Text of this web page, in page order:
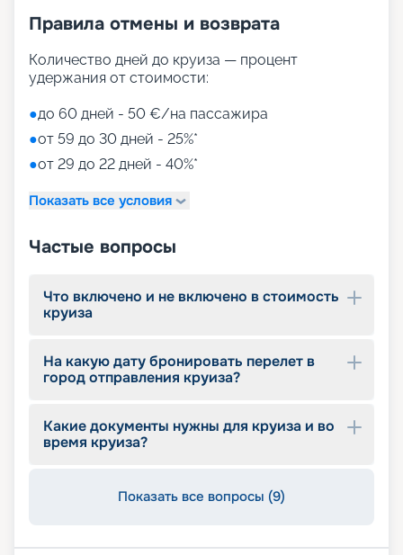
бассейнами, клубами, игровыми зонами)
для детей)
Aquapark (с открытыми игровыми
водными пушками, 3 водными горками с
эффектами виртуальной реальности)
мини-гольф и теннис
7 бассейнов
детский внутренний комплекс,
Правила отмены и возврата
Количество дней до круиза — процент
удержания от стоимости:
●до 60 дней - 50 €/на пассажира
●от 59 до 30 дней - 25%*
●от 29 до 22 дней - 40%*
Показать все условия
Частые вопросы
Что включено и не включено в стоимость
круиза
На какую дату бронировать перелет в
город отправления круиза?
Какие документы нужны для круиза и во
время круиза?
Показать все вопросы (9)